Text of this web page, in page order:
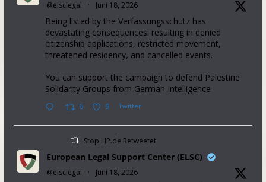
@elsclegal · Juni 18, 2026
Being listed by the Verfassungsschutz has
devastating consequences: resulting in denied
citizenship applications, restricted movement,
threatened residency, and cancelled events.
You can support the campaign to defend Palestine
Solidarity Groups from German Intelligence
6 9 Twitter
Stop HP.de Retweetet
European Legal Support Center (ELSC)
@elsclegal · Juni 18, 2026